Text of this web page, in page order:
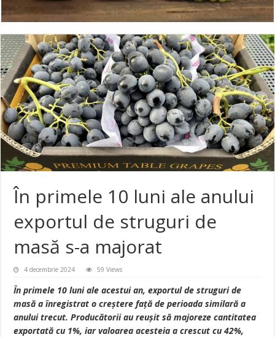
În primele 10 luni ale anului
exportul de struguri de
masă s-a majorat
4 decembrie 2024 59 Views
În primele 10 luni ale acestui an, exportul de struguri de
masă a înregistrat o creștere față de perioada similară a
anului trecut. Producătorii au reușit să majoreze cantitatea
exportată cu 1%, iar valoarea acesteia a crescut cu 42%,